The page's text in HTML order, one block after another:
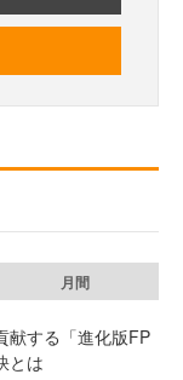
月間
献する「進化版FP
とは